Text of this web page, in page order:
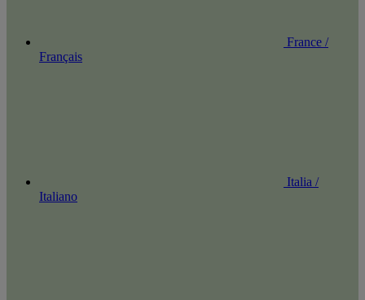
France /
Français
Italia /
Italiano